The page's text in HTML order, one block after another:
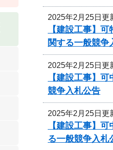
2025年2月25日更
【建設工事】
関する一般競争
2025年2月25日更
【建設工事】
競争入札公告
2025年2月25日更
【建設工事】
る一般競争入札